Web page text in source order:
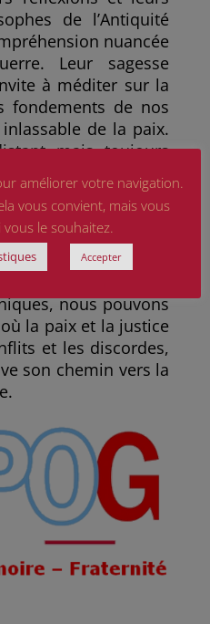
de l’Antiquité
nuancée
Leur sagesse
à méditer sur la
fondements de nos
de la paix.
mais toujours
nous rappellent
horreurs et les
engendre, la guerre
une opportunité de
de transformation
nous pouvons
la paix et la justice
et les discordes,
son chemin vers la
améliorer votre navigation.
vous convient, mais vous
le souhaitez.
Accepter